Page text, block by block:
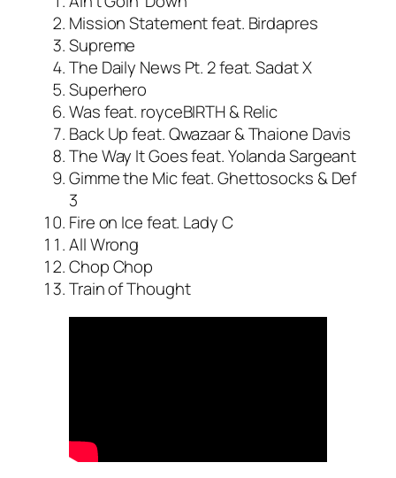
Mission Statement feat. Birdapres
Supreme
The Daily News Pt. 2 feat. Sadat X
Superhero
Was feat. royceBIRTH & Relic
Back Up feat. Qwazaar & Thaione Davis
The Way It Goes feat. Yolanda Sargeant
Gimme the Mic feat. Ghettosocks & Def
3
Fire on Ice feat. Lady C
All Wrong
Chop Chop
Train of Thought